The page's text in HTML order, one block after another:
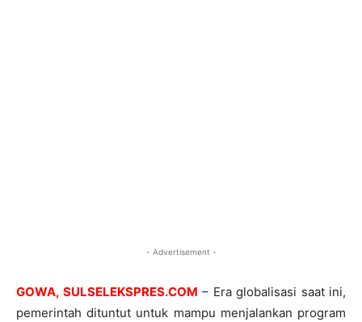
- Advertisement -
GOWA, SULSELEKSPRES.COM – Era globalisasi saat ini,
pemerintah dituntut untuk mampu menjalankan program